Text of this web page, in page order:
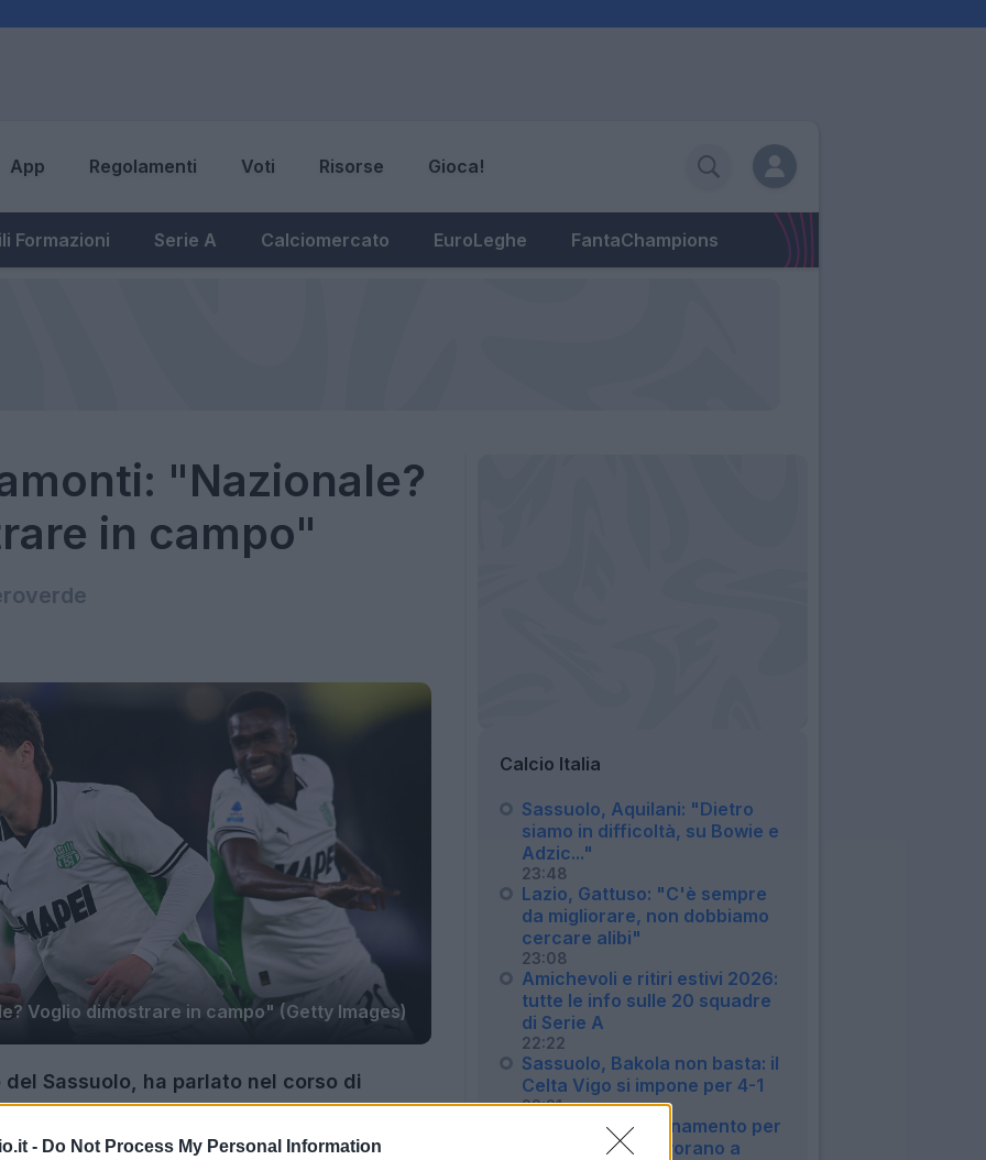
- Do Not Process My Personal Information
App Regolamenti Voti Risorse Gioca!
Formazioni Serie A Calciomercato EuroLeghe FantaChampions
"Nazionale?
in campo"
Voglio dimostrare in campo" (Getty Images)
Sassuolo, ha parlato nel corso di
di Spogliatoio tornando sui 4 gol segnati
Calcio Italia
Sassuolo, Aquilani: "Dietro
siamo in difficoltà, su Bowie e
Adzic..."
23:48
Lazio, Gattuso: "C'è sempre
da migliorare, non dobbiamo
cercare alibi"
23:08
Amichevoli e ritiri estivi 2026:
tutte le info sulle 20 squadre
di Serie A
22:22
Sassuolo, Bakola non basta: il
Celta Vigo si impone per 4-1
22:21
Lecce, primo allenamento per
Geubbels. In 4 lavorano a